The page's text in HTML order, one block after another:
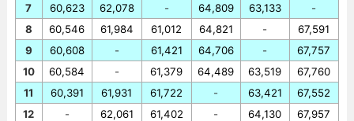
7
8
9
10
11
12
60,623
60,546
60,608
60,584
60,391
-
62,078
61,984
-
-
61,931
62,061
-
61,012
61,421
61,379
61,722
61,402
64,809
64,821
64,706
64,489
-
-
63,133
-
-
63,519
63,421
64,130
-
67,591
67,757
67,760
67,552
67,957